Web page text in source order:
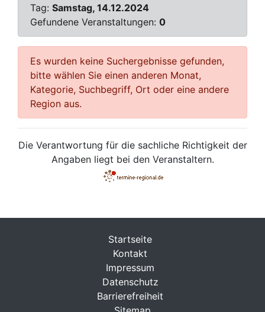
Tag: Samstag, 14.12.2024
Gefundene Veranstaltungen: 0
Es wurden keine Suchergebnisse gefunden,
bitte wählen Sie einen anderen Monat,
Kategorie, Suchbegriff, Ort oder eine andere
Region aus.
Die Verantwortung für die sachliche Richtigkeit der
Angaben liegt bei den Veranstaltern.
Startseite
Kontakt
Impressum
Datenschutz
Barrierefreiheit